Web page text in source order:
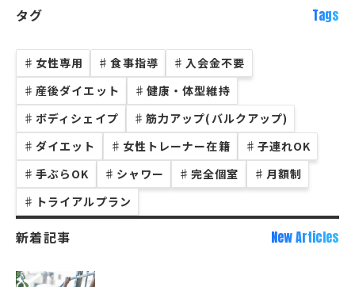
タグ Tags
♯ 女性専用 ♯ 食事指導 ♯ 入会金不要
♯ 産後ダイエット ♯ 健康・体型維持
♯ ボディシェイプ ♯ 筋力アップ(バルクアップ)
♯ ダイエット ♯ 女性トレーナー在籍 ♯ 子連れOK
♯ 手ぶらOK ♯ シャワー ♯ 完全個室 ♯ 月額制
♯ トライアルプラン
新着記事 New Articles